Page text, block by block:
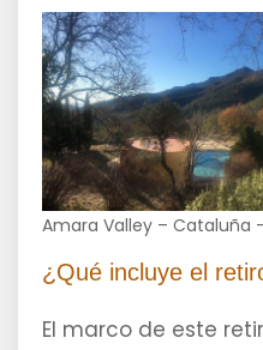
Amara Valley – Cataluña
¿Qué incluye el
El marco de este